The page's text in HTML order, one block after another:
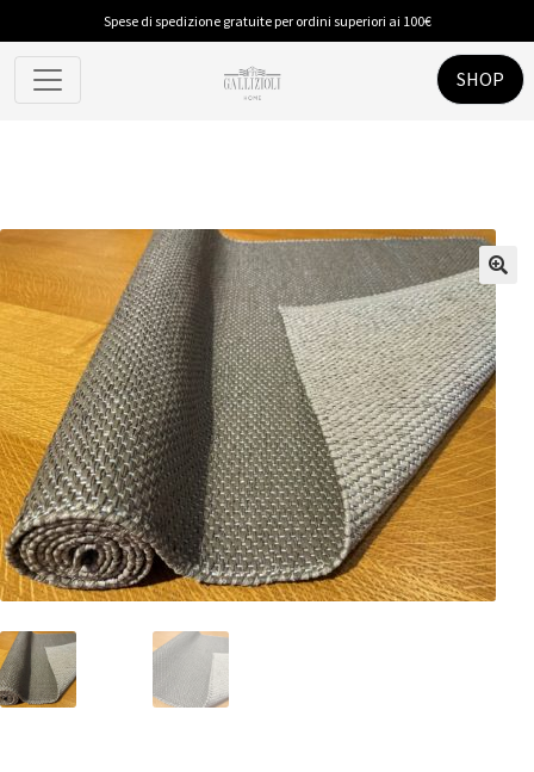
Spese di spedizione gratuite per ordini superiori ai 100€
SHOP